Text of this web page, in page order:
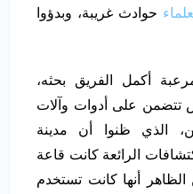
حوادث غريبة، وبدؤوا
أكمل الفريق بحثه،
على أدوات وآلات
الذي ظنوا أن مدينة
الرائعة كانت قاعة
أنها كانت تستخدم